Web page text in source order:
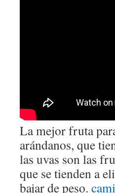
La mejor fruta
arándanos, que
las uvas son las
que se tienden a
bajar de peso.